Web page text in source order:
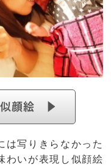
似顔絵 ▶
は写りきらなかった
わいが表現し似顔絵